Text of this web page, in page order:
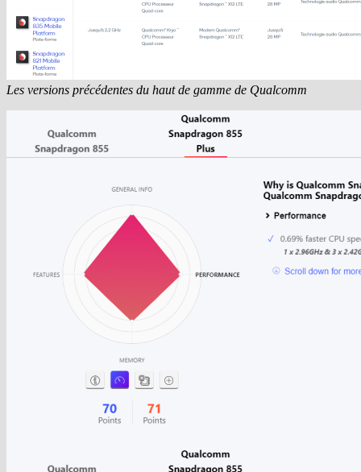
Les versions précédentes du haut de gamme de Qualcomm